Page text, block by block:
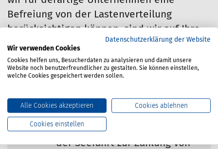
Befreiung von der Lastenverteilung
berücksichtigen können, sind wir auf Ihre
Mithilfe angewiesen. Sollte Ihr
Unternehmen nachweislich einen solchen
Status erfüllen, geben Sie uns bitte
Seit dem Umlagejahr 2022
werden auch die Unternehmen
der Seefahrt zur Zahlung von
Datenschutzerklärung der Website
Wir verwenden Cookies
Cookies helfen uns, Besucherdaten zu analysieren und damit unsere
Website noch benutzerfreundlicher zu gestalten. Sie können einstellen,
welche Cookies gespeichert werden sollen.
Alle Cookies akzeptieren Cookies ablehnen
Cookies einstellen